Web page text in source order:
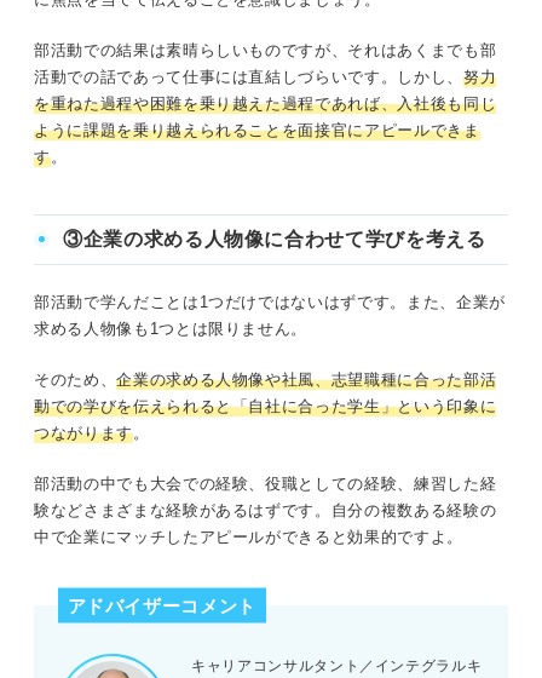
部活動での結果は素晴らしいものですが、それはあくまでも部
活動での話であって仕事には直結しづらいです。しかし、 努力
を重ねた過程や困難を乗り越えた過程であれば、入社後も同じ
ように課題を乗り越えられることを面接官にアピールできま
す。
③企業の求める人物像に合わせて学びを考える
部活動で学んだことは1つだけではないはずです。また、企業が
求める人物像も1つとは限りません。
そのため、企業の求める人物像や社風、志望職種に合った部活
動での学びを伝えられると「自社に合った学生」という印象に
つながります。
部活動の中でも大会での経験、役職としての経験、練習した経
験などさまざまな経験があるはずです。自分の複数ある経験の
中で企業にマッチしたアピールができると効果的ですよ。
アドバイザーコメント
キャリアコンサルタント／インテグラルキ